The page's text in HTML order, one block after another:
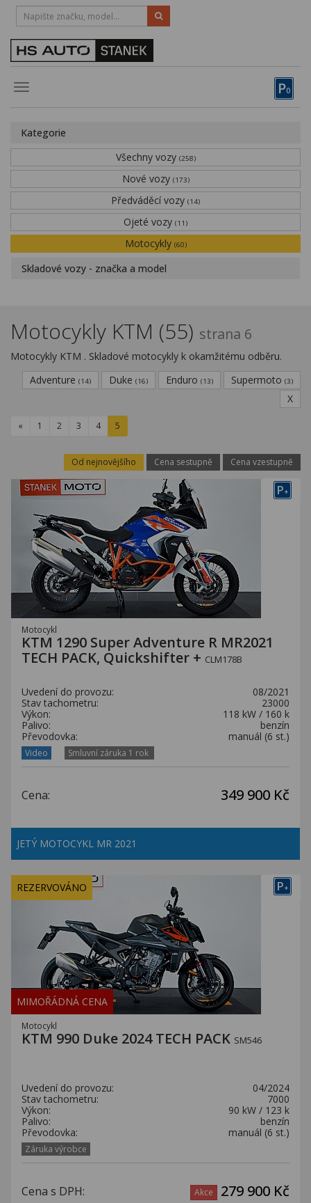
P0
Toggle
HOTLINE:
STRAKONICE-383 335 366
Obytné vozy
Financování
Novinky
Kontakty
Kategorie
Všechny vozy (258)
Nové vozy (173)
Předváděcí vozy (14)
Ojeté vozy (11)
Motocykly (60)
Skladové vozy - značka a model
Motocykly KTM (55) strana 6
Motocykly KTM . Skladové motocykly k okamžitému odběru.
Adventure (14) Duke (16) Enduro (13) Supermoto (3)
X
« 1 2 3 4 5
Od nejnovějšího Cena sestupně Cena vzestupně
P+
Motocykl
KTM 1290 Super Adventure R MR2021
TECH PACK, Quickshifter + CLM178B
Uvedení do provozu:
08/2021
Stav tachometru:
23000
Výkon:
118 kW / 160 k
Palivo:
benzín
Převodovka:
manuál (6 st.)
Video Smluvní záruka 1 rok
Cena: 349 900 Kč
JETÝ MOTOCYKL MR 2021
P+
REZERVOVÁNO
MIMOŘÁDNÁ CENA
Motocykl
KTM 990 Duke 2024 TECH PACK SM546
Uvedení do provozu:
04/2024
Stav tachometru:
7000
Výkon:
90 kW / 123 k
Palivo:
benzín
Převodovka:
manuál (6 st.)
Záruka výrobce
Cena s DPH: Akce 279 900 Kč